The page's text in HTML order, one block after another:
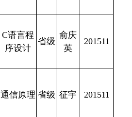
C语言程
序设计
省级
俞庆
英
201511
通信原理 省级 征宇 201511